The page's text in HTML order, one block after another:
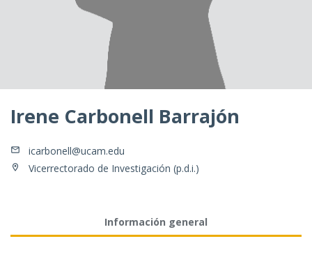
Irene Carbonell Barrajón
icarbonell@ucam.edu
Vicerrectorado de Investigación (p.d.i.)
Información general